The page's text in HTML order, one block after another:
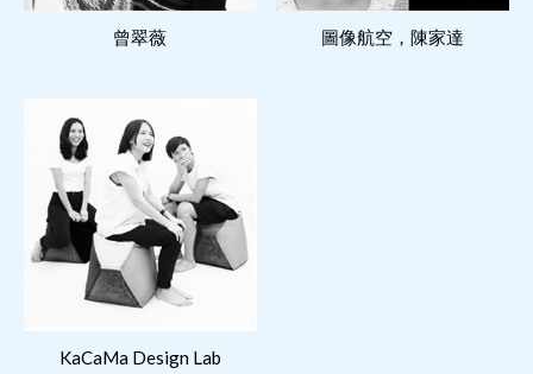
曾翠薇 圖像航空，陳家達
KaCaMa Design Lab